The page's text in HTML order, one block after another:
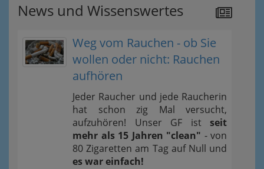
News und Wissenswertes
Weg vom Rauchen - ob Sie
wollen oder nicht: Rauchen
aufhören
Jeder Raucher und jede Raucherin
hat schon zig Mal versucht,
aufzuhören! Unser GF ist seit
mehr als 15 Jahren "clean" - von
80 Zigaretten am Tag auf Null und
es war einfach!